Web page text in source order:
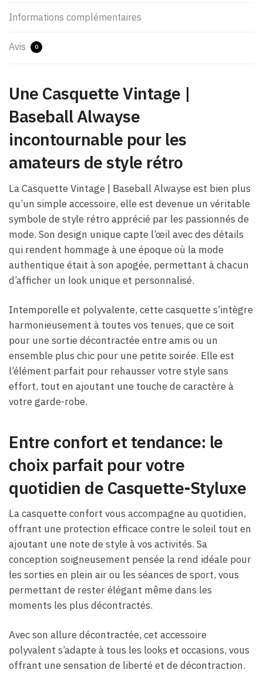
Informations complémentaires
Avis 0
Une Casquette Vintage​ |
Baseball Alwayse
incontournable pour les
amateurs de style rétro
La Casquette Vintage​ | Baseball Alwayse est bien plus
qu’un simple accessoire, elle est devenue un véritable
symbole de style rétro apprécié par les passionnés de
mode. Son design unique capte l’œil avec des détails
qui rendent hommage à une époque où la mode
authentique était à son apogée, permettant à chacun
d’afficher un look unique et personnalisé.
Intemporelle et polyvalente, cette casquette s’intègre
harmonieusement à toutes vos tenues, que ce soit
pour une sortie décontractée entre amis ou un
ensemble plus chic pour une petite soirée. Elle est
l’élément parfait pour rehausser votre style sans
effort, tout en ajoutant une touche de caractère à
votre garde-robe.
Entre confort et tendance: le
choix parfait pour votre
quotidien de Casquette-Styluxe
La casquette confort vous accompagne au quotidien,
offrant une protection efficace contre le soleil tout en
ajoutant une note de style à vos activités. Sa
conception soigneusement pensée la rend idéale pour
les sorties en plein air ou les séances de sport, vous
permettant de rester élégant même dans les
moments les plus décontractés.
Avec son allure décontractée, cet accessoire
polyvalent s’adapte à tous les looks et occasions, vous
offrant une sensation de liberté et de décontraction.